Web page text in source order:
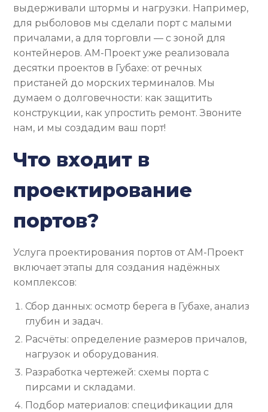
выдерживали штормы и нагрузки. Например,
для рыболовов мы сделали порт с малыми
причалами, а для торговли — с зоной для
контейнеров. АМ-Проект уже реализовала
десятки проектов в Губахе: от речных
пристаней до морских терминалов. Мы
думаем о долговечности: как защитить
конструкции, как упростить ремонт. Звоните
нам, и мы создадим ваш порт!
Что входит в
проектирование
портов?
Услуга проектирования портов от АМ-Проект
включает этапы для создания надёжных
комплексов:
Сбор данных: осмотр берега в Губахе, анализ
глубин и задач.
Расчёты: определение размеров причалов,
нагрузок и оборудования.
Разработка чертежей: схемы порта с
пирсами и складами.
Подбор материалов: спецификации для